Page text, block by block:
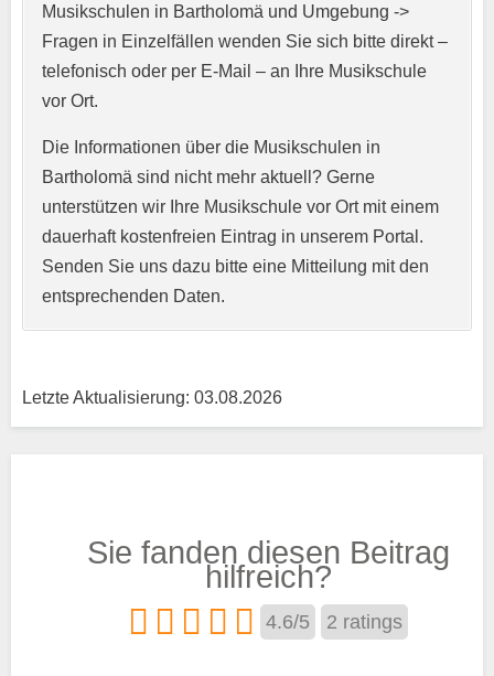
Kurzprofil der Musikschule*
Trägertyp*
Musikschulen in Bartholomä und Umgebung ->
Fragen in Einzelfällen wenden Sie sich bitte direkt –
telefonisch oder per E-Mail – an Ihre Musikschule
vor Ort.
Die Informationen über die Musikschulen in
Bartholomä sind nicht mehr aktuell? Gerne
unterstützen wir Ihre Musikschule vor Ort mit einem
dauerhaft kostenfreien Eintrag in unserem Portal.
Senden Sie uns dazu bitte eine Mitteilung mit den
entsprechenden Daten.
Letzte Aktualisierung: 03.08.2026
Sie fanden diesen Beitrag
hilfreich?
4.6/5 2 ratings